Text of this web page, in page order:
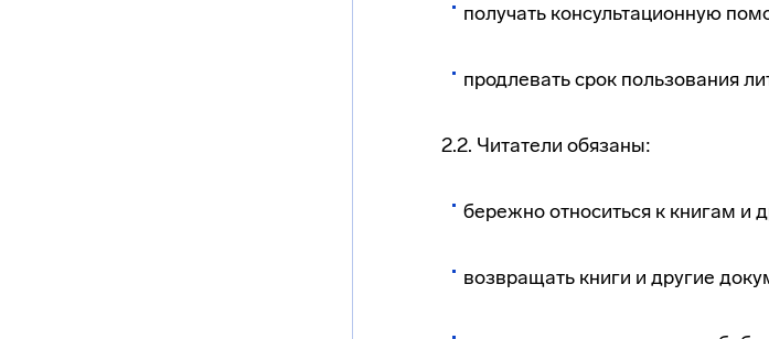
получать консультационную
продлевать срок пользования
2.2. Читатели обязаны:
бережно относиться к книгам и
возвращать книги и другие